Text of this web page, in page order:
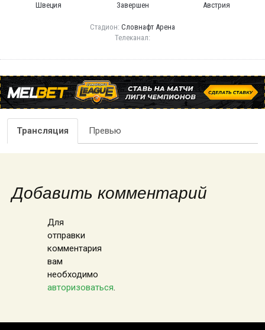
Швеция Завершен Австрия
Стадион: Словнафт Арена
Телеканал:
Трансляция Превью
Добавить комментарий
Для
отправки
комментария
вам
необходимо
авторизоваться.